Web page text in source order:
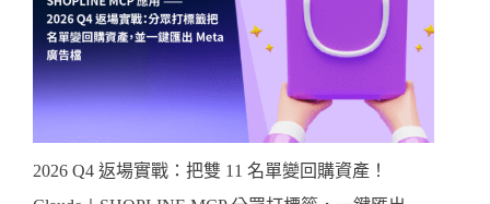
2026 Q4 返場實戰：把雙 11 名單變回購資產！